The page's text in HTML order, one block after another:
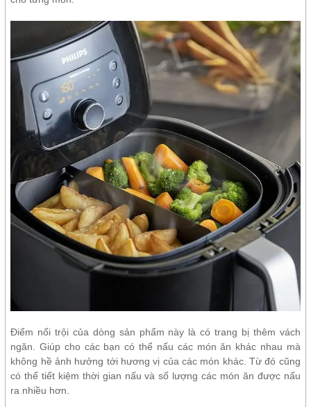
Điểm nổi trội của dòng sản phẩm này là có trang bị thêm vách
ngăn. Giúp cho các bạn có thể nấu các món ăn khác nhau mà
không hề ảnh hưởng tới hương vị của các món khác. Từ đó cũng
có thể tiết kiệm thời gian nấu và số lượng các món ăn được nấu
ra nhiều hơn.